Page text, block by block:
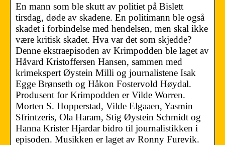
En mann som ble skutt av politiet på Bislett
tirsdag, døde av skadene. En politimann ble også
skadet i forbindelse med hendelsen, men skal ikke
være kritisk skadet. Hva var det som skjedde?
Denne ekstraepisoden av Krimpodden ble laget av
Håvard Kristoffersen Hansen, sammen med
krimekspert Øystein Milli og journalistene Isak
Egge Brønseth og Håkon Fostervold Høydal.
Produsent for Krimpodden er Vilde Worren.
Morten S. Hopperstad, Vilde Elgaaen, Yasmin
Sfrintzeris, Ola Haram, Stig Øystein Schmidt og
Hanna Krister Hjardar bidro til journalistikken i
episoden. Musikken er laget av Ronny Furevik.